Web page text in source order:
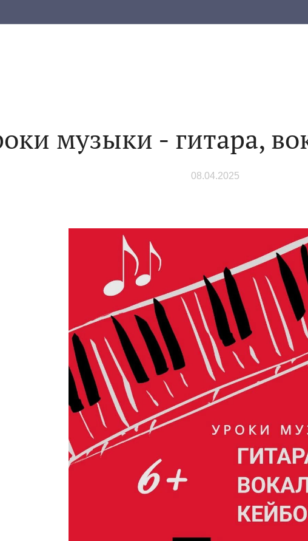
музыки - гитара,
08.04.2025